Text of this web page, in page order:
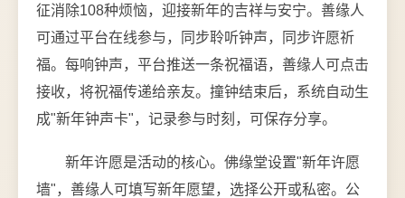
征消除108种烦恼，迎接新年的吉祥与安宁。善缘人
可通过平台在线参与，同步聆听钟声，同步许愿祈
福。每响钟声，平台推送一条祝福语，善缘人可点击
接收，将祝福传递给亲友。撞钟结束后，系统自动生
成"新年钟声卡"，记录参与时刻，可保存分享。
新年许愿是活动的核心。佛缘堂设置"新年许愿
墙"，善缘人可填写新年愿望，选择公开或私密。公